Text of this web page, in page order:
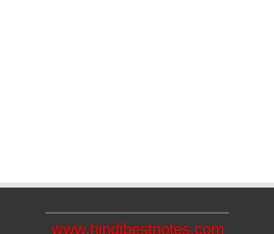
www.hindibestnotes.com